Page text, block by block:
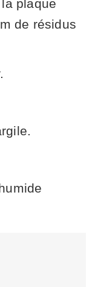
plaque
de résidus